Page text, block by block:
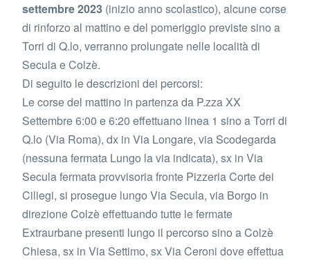
settembre 2023 (inizio anno scolastico), alcune corse
di rinforzo al mattino e del pomeriggio previste sino a
Torri di Q.lo, verranno prolungate nelle località di
Secula e Colzè.
Di seguito le descrizioni dei percorsi:
Le corse del mattino in partenza da P.zza XX
Settembre 6:00 e 6:20 effettuano linea 1 sino a Torri di
Q.lo (Via Roma), dx in Via Longare, via Scodegarda
(nessuna fermata Lungo la via indicata), sx in Via
Secula fermata provvisoria fronte Pizzeria Corte dei
Ciliegi, si prosegue lungo Via Secula, via Borgo in
direzione Colzè effettuando tutte le fermate
Extraurbane presenti lungo il percorso sino a Colzè
Chiesa, sx in Via Settimo, sx Via Ceroni dove effettua